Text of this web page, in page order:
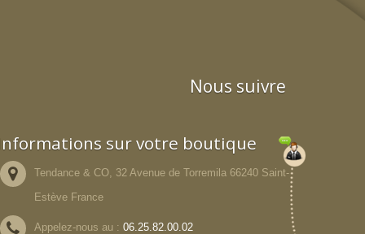
Nous suivre
sur votre boutique
Tendance & CO, 32 Avenue de Torremila 66240 Saint-
Estève France
Appelez-nous au : 06.25.82.00.02